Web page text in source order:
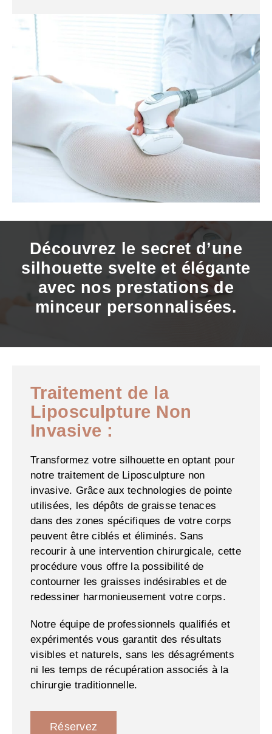
Découvrez le secret d’une
silhouette svelte et élégante
avec nos prestations de
minceur personnalisées.
Traitement de la
Liposculpture Non
Invasive :
Transformez votre silhouette en optant pour
notre traitement de Liposculpture non
invasive. Grâce aux technologies de pointe
utilisées, les dépôts de graisse tenaces
dans des zones spécifiques de votre corps
peuvent être ciblés et éliminés. Sans
recourir à une intervention chirurgicale, cette
procédure vous offre la possibilité de
contourner les graisses indésirables et de
redessiner harmonieusement votre corps.
Notre équipe de professionnels qualifiés et
expérimentés vous garantit des résultats
visibles et naturels, sans les désagréments
ni les temps de récupération associés à la
chirurgie traditionnelle.
Réservez